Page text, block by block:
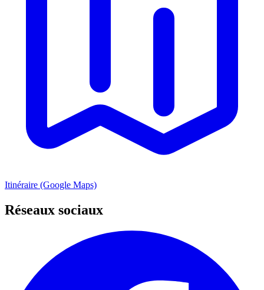
Itinéraire (Google Maps)
Réseaux sociaux